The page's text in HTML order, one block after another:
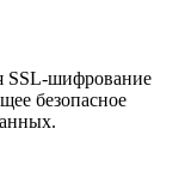
SSL-шифрование
безопасное